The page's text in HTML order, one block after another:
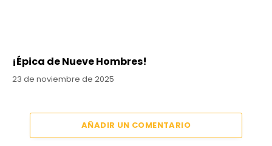
¡Épica de Nueve Hombres!
23 de noviembre de 2025
AÑADIR UN COMENTARIO